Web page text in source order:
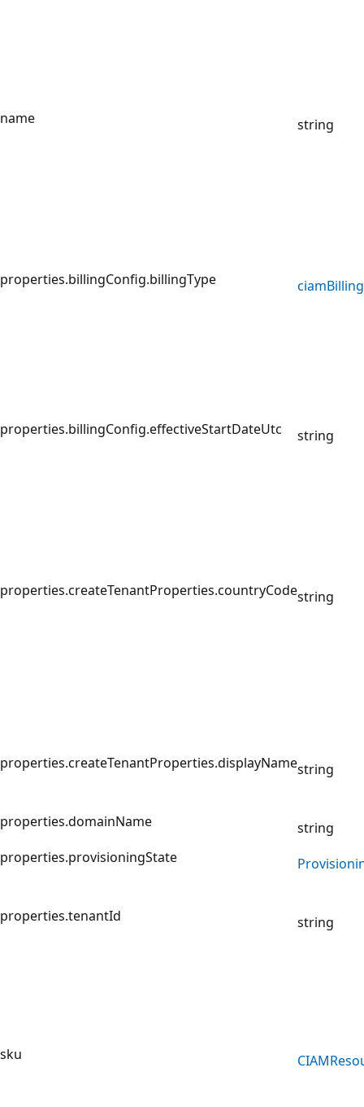
name string
properties.billingConfig.billingType ciamBilling
properties.billingConfig.effectiveStartDateUtc string
properties.createTenantProperties.countryCodestring
properties.createTenantProperties.displayNamestring
properties.domainName
string
properties.provisioningState
properties.tenantId string
sku